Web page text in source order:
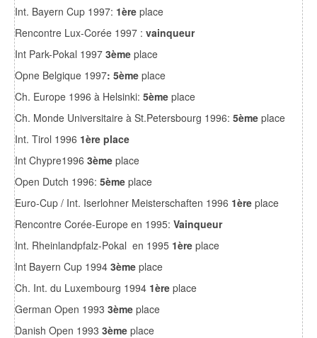
Int. Bayern Cup 1997: 1ère place
Rencontre Lux-Corée 1997 : vainqueur
Int Park-Pokal 1997 3ème place
Opne Belgique 1997: 5ème place
Ch. Europe 1996 à Helsinki: 5ème place
Ch. Monde Universitaire à St.Petersbourg 1996: 5ème place
Int. Tirol 1996 1ère place
Int Chypre1996 3ème place
Open Dutch 1996: 5ème place
Euro-Cup / Int. Iserlohner Meisterschaften 1996 1ère place
Rencontre Corée-Europe en 1995: Vainqueur
Int. Rheinlandpfalz-Pokal en 1995 1ère place
Int Bayern Cup 1994 3ème place
Ch. Int. du Luxembourg 1994 1ère place
German Open 1993 3ème place
Danish Open 1993 3ème place